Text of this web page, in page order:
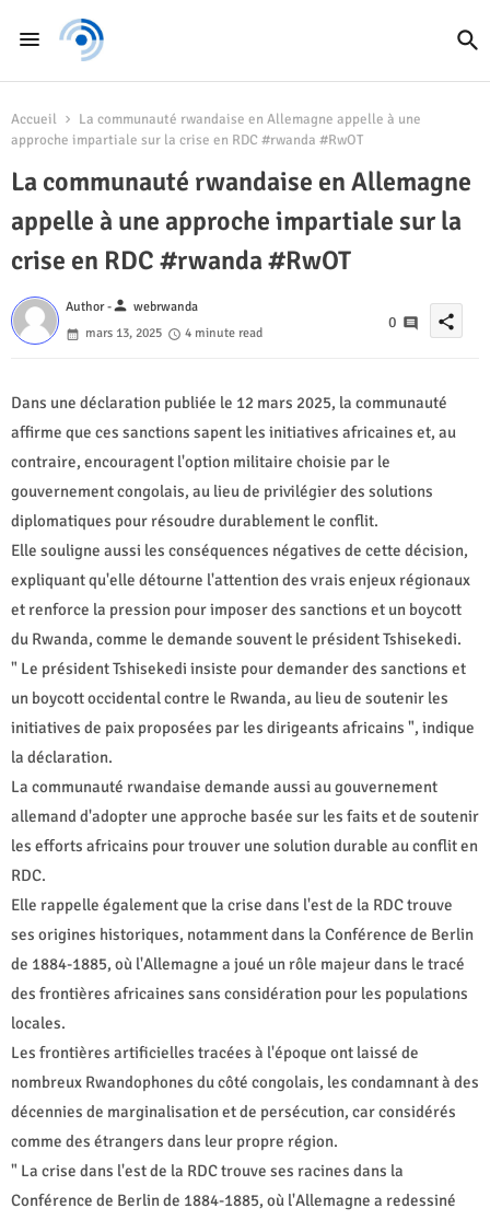
Accueil
La communauté rwandaise en Allemagne appelle à une
approche impartiale sur la crise en RDC #rwanda #RwOT
La communauté rwandaise en Allemagne
appelle à une approche impartiale sur la
crise en RDC #rwanda #RwOT
Author -person webrwanda
mars 13, 2025
4 minute read
0 share
Dans une déclaration publiée le 12 mars 2025, la communauté
affirme que ces sanctions sapent les initiatives africaines et, au
contraire, encouragent l'option militaire choisie par le
gouvernement congolais, au lieu de privilégier des solutions
diplomatiques pour résoudre durablement le conflit.
Elle souligne aussi les conséquences négatives de cette décision,
expliquant qu'elle détourne l'attention des vrais enjeux régionaux
et renforce la pression pour imposer des sanctions et un boycott
du Rwanda, comme le demande souvent le président Tshisekedi.
" Le président Tshisekedi insiste pour demander des sanctions et
un boycott occidental contre le Rwanda, au lieu de soutenir les
initiatives de paix proposées par les dirigeants africains ", indique
la déclaration.
La communauté rwandaise demande aussi au gouvernement
allemand d'adopter une approche basée sur les faits et de soutenir
les efforts africains pour trouver une solution durable au conflit en
RDC.
Elle rappelle également que la crise dans l'est de la RDC trouve
ses origines historiques, notamment dans la Conférence de Berlin
de 1884-1885, où l'Allemagne a joué un rôle majeur dans le tracé
des frontières africaines sans considération pour les populations
locales.
Les frontières artificielles tracées à l'époque ont laissé de
nombreux Rwandophones du côté congolais, les condamnant à des
décennies de marginalisation et de persécution, car considérés
comme des étrangers dans leur propre région.
" La crise dans l'est de la RDC trouve ses racines dans la
Conférence de Berlin de 1884-1885, où l'Allemagne a redessiné